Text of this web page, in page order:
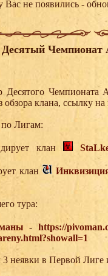
не появились -
Десятый
Десятого
обзора клана, ссылку
Лигам:
клан
клан
тура:
-https://
неявки в Первой Лиге